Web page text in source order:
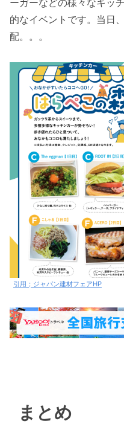
ーガーなどの様々なキッ
的なイベントです。当日
配。。。
引用；ジャパン建材フェアHP
まとめ